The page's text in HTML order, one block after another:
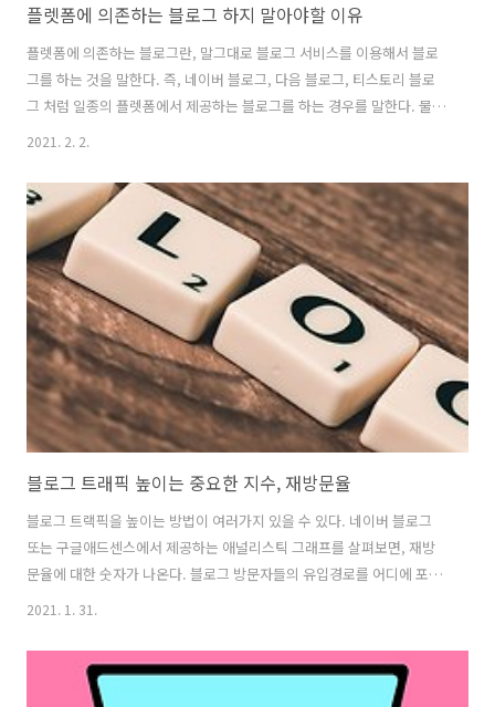
플렛폼에 의존하는 블로그 하지 말아야할 이유
플렛폼에 의존하는 블로그란, 말그대로 블로그 서비스를 이용해서 블로
그를 하는 것을 말한다. 즉, 네이버 블로그, 다음 블로그, 티스토리 블로
그 처럼 일종의 플렛폼에서 제공하는 블로그를 하는 경우를 말한다. 물론
이것은 단순히 블로그의 경우만을 이야기하는 것이 아니다. 인스타그램
아가는 행위를 말하는 것이다. 1. 플렛폼이 위험한 이유 온라인에서 대부
분의 서비스는 무료이다. 우리는 무료로 블로그도 운영하고, 카페도 가입
하고, 다양한 뉴스도 본다. 하지만, 무료라는 것에는 늘 한계가 있다. 말
을 바꾸어서 이야기하면, 온라인은 "서비스"를 중심으로 이루어진다. 누
가 더 좋은 서비스를 제공하는지를 게임하는 것이며, 얼마나 더 많은 사
람들을 가입..
2021. 2. 2.
블로그 트래픽 높이는 중요한 지수, 재방문율
블로그 트랙픽을 높이는 방법이 여러가지 있을 수 있다. 네이버 블로그
또는 구글애드센스에서 제공하는 애널리스틱 그래프를 살펴보면, 재방
문율에 대한 숫자가 나온다. 블로그 방문자들의 유입경로를 어디에 포커
다. 1. 재방문율은 무엇인가? 재방문율은 말 그대로 특정 기간동안 자신
의 블로그 재차 방문하는 사람들을 뜻하는 것이다. 예컨데, 특정한 날 자
2021. 1. 31.